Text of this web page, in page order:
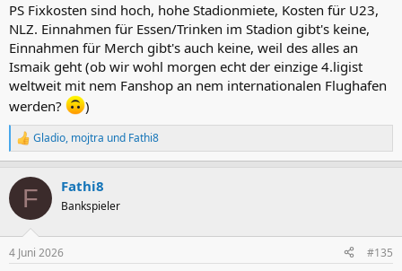
evtl. ein Einsehen.
PS Fixkosten sind hoch, hohe Stadionmiete, Kosten für U23,
NLZ. Einnahmen für Essen/Trinken im Stadion gibt's keine,
Einnahmen für Merch gibt's auch keine, weil des alles an
Ismaik geht (ob wir wohl morgen echt der einzige 4.ligist
weltweit mit nem Fanshop an nem internationalen Flughafen
werden?
)
R
e
k
i
e
Gladio, mojtra und Fathi8
F Fathi8
Bankspieler
4 Juni 2026 #135